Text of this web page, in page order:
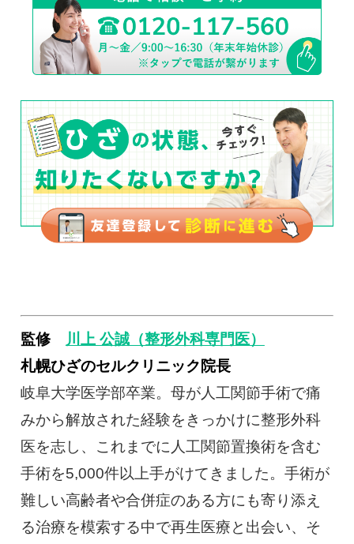
監修
川上 公誠（整形外科専門医）
札幌ひざのセルクリニック院長
岐阜大学医学部卒業。母が人工関節手術で痛
みから解放された経験をきっかけに整形外科
医を志し、これまでに人工関節置換術を含む
手術を5,000件以上手がけてきました。手術が
難しい高齢者や合併症のある方にも寄り添え
る治療を模索する中で再生医療と出会い、そ